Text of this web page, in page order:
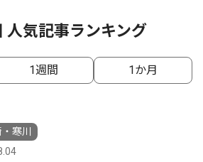
人気記事ランキング
1週間 1か月
寒川